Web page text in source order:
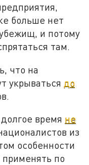
больше нет
и потому
там.
что на
укрываться до
время не
из
особенности
применять по